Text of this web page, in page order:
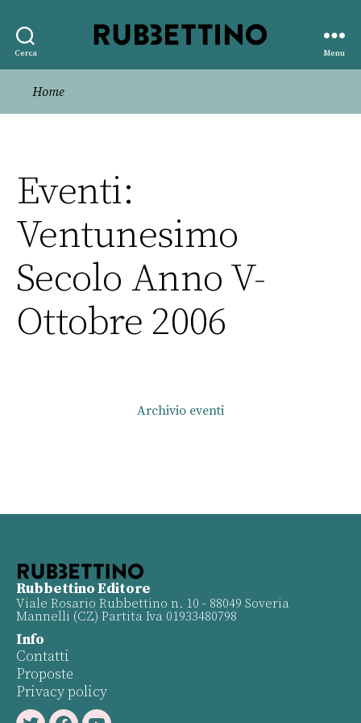
Cerca
editore
Menu
Home
Eventi:
Ventunesimo
Secolo Anno V-
Ottobre 2006
Archivio eventi
Rubbettino Editore
Viale Rosario Rubbettino n. 10 - 88049 Soveria
Mannelli (CZ) Partita Iva 01933480798
Info
Contatti
Proposte
Privacy policy